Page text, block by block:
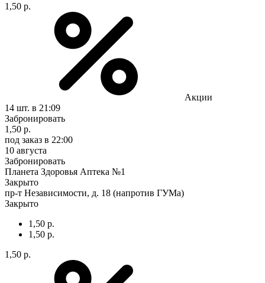
1,50 р.
Акции
14 шт. в 21:09
Забронировать
1,50 р.
под заказ в 22:00
10 августа
Забронировать
Планета Здоровья Аптека №1
Закрыто
пр-т Независимости, д. 18 (напротив ГУМа)
Закрыто
1,50 р.
1,50 р.
1,50 р.